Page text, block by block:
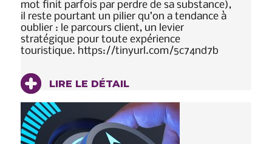
mot finit parfois par perdre de sa substance),
il reste pourtant un pilier qu’on a tendance à
oublier : le parcours client, un levier
stratégique pour toute expérience
touristique. https://tinyurl.com/5c74nd7b
LIRE LE DÉTAIL